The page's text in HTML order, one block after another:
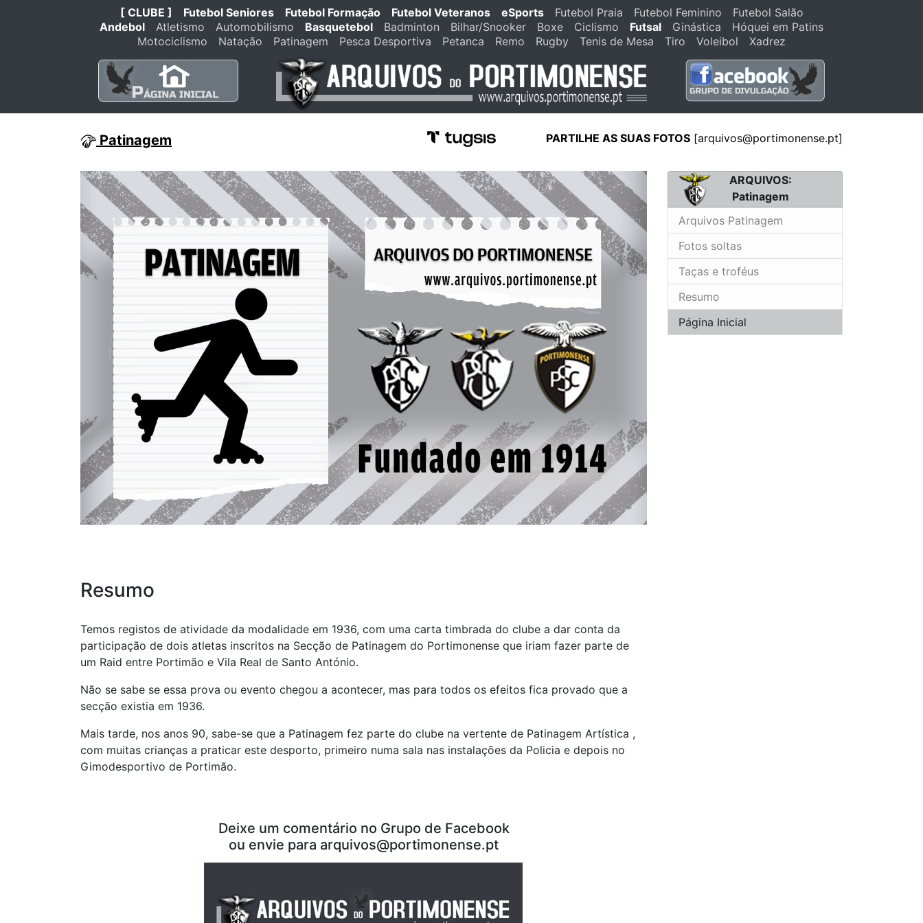
[ CLUBE ] Futebol Seniores Futebol Formação Futebol Veteranos eSports Futebol Praia Futebol Feminino
Futebol Salão
Andebol
Atletismo Automobilismo Basquetebol Badminton Bilhar/Snooker Boxe Ciclismo Futsal Ginástica
Hóquei em Patins
Motociclismo
Natação Patinagem Pesca Desportiva Petanca Remo Rugby Tenis de Mesa Tiro Voleibol Xadrez
Patinagem PARTILHE AS SUAS FOTOS [arquivos@portimonense.pt]
Resumo
Temos registos de atividade da modalidade em 1936, com uma carta timbrada do clube a dar conta da
participação de dois atletas inscritos na Secção de Patinagem do Portimonense que iriam fazer parte de
um Raid entre Portimão e Vila Real de Santo António.
Não se sabe se essa prova ou evento chegou a acontecer, mas para todos os efeitos fica provado que a
secção existia em 1936.
Mais tarde, nos anos 90, sabe-se que a Patinagem fez parte do clube na vertente de Patinagem Artística ,
com muitas crianças a praticar este desporto, primeiro numa sala nas instalações da Policia e depois no
Gimodesportivo de Portimão.
Deixe um comentário no Grupo de Facebook
ou envie para arquivos@portimonense.pt
ARQUIVOS:
Patinagem
Arquivos Patinagem
Fotos soltas
Taças e troféus
Resumo
Página Inicial